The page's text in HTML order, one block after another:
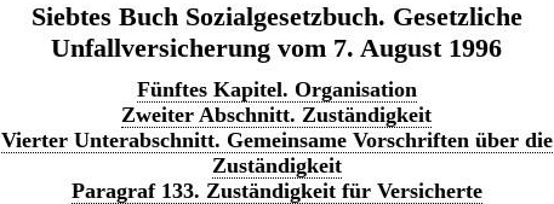
Siebtes Buch Sozialgesetzbuch. Gesetzliche
Unfallversicherung vom 7. August 1996
Fünftes Kapitel. Organisation
Zweiter Abschnitt. Zuständigkeit
Vierter Unterabschnitt. Gemeinsame Vorschriften über die
Zuständigkeit
Paragraf 133. Zuständigkeit für Versicherte